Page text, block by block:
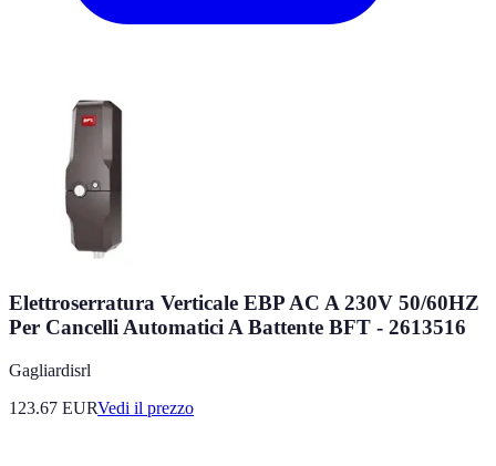
Elettroserratura Verticale EBP AC A 230V 50/60HZ
Per Cancelli Automatici A Battente BFT - 2613516
Gagliardisrl
123.67 EURVedi il prezzo